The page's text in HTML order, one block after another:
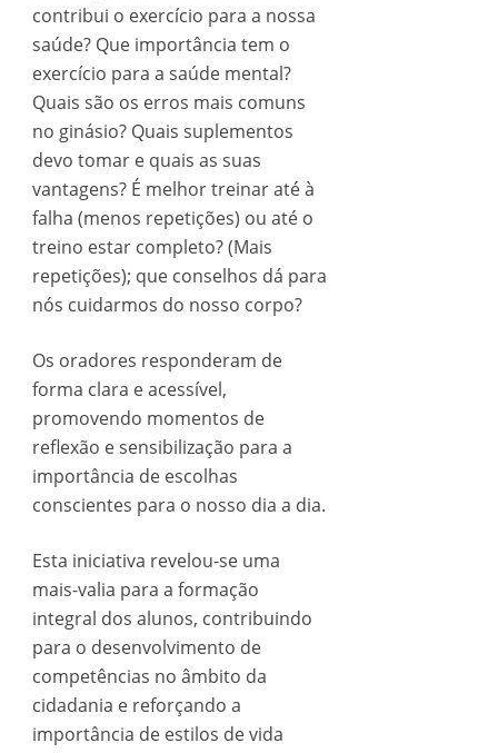
contribui o exercício para a nossa
saúde? Que importância tem o
exercício para a saúde mental?
Quais são os erros mais comuns
no ginásio? Quais suplementos
devo tomar e quais as suas
vantagens? É melhor treinar até à
falha (menos repetições) ou até o
treino estar completo? (Mais
repetições); que conselhos dá para
nós cuidarmos do nosso corpo?
Os oradores responderam de
forma clara e acessível,
promovendo momentos de
reflexão e sensibilização para a
importância de escolhas
conscientes para o nosso dia a dia.
Esta iniciativa revelou-se uma
mais-valia para a formação
integral dos alunos, contribuindo
para o desenvolvimento de
competências no âmbito da
cidadania e reforçando a
importância de estilos de vida